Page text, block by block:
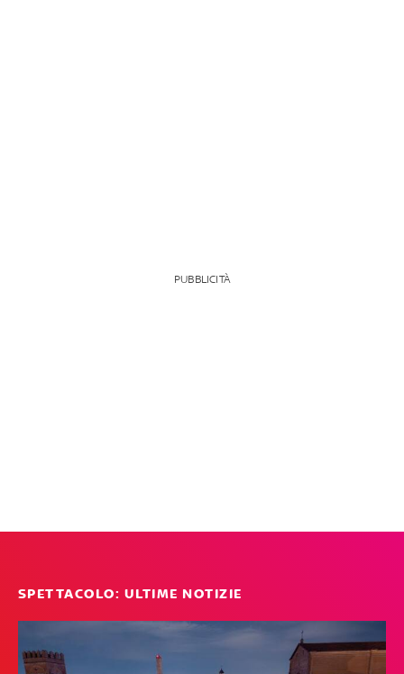
PUBBLICITÀ
SPETTACOLO: ULTIME NOTIZIE